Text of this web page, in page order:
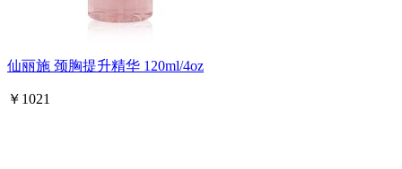
仙丽施 颈胸提升精华 120ml/4oz
￥1021